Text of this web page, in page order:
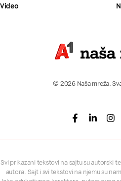
Video
© 2026 Naša mreža.
Facebook
Linkedin
Svi prikazani tekstovi na sajtu su autorski
autora. Sajt i svi tekstovi na njemu su